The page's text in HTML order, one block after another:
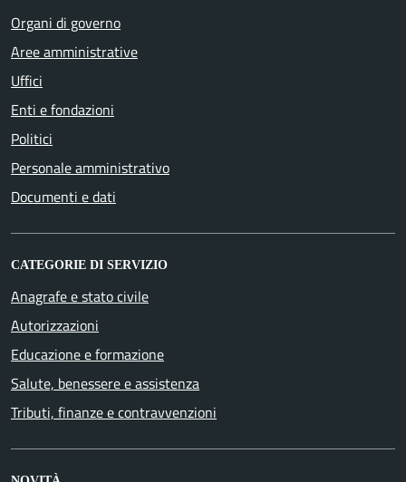
Organi di governo
Aree amministrative
Uffici
Enti e fondazioni
Politici
Personale amministrativo
Documenti e dati
CATEGORIE DI SERVIZIO
Anagrafe e stato civile
Autorizzazioni
Educazione e formazione
Salute, benessere e assistenza
Tributi, finanze e contravvenzioni